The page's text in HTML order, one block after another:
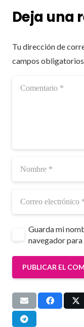
Deja una
Tu dirección de
campos
Guarda mi
navegador
PUBLICAR EL